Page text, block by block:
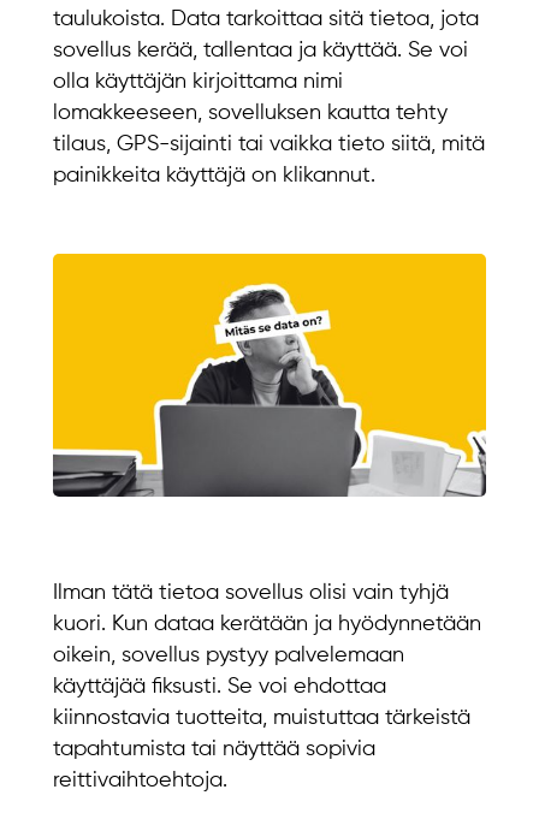
taulukoista. Data tarkoittaa sitä tietoa, jota
sovellus kerää, tallentaa ja käyttää. Se voi
olla käyttäjän kirjoittama nimi
lomakkeeseen, sovelluksen kautta tehty
tilaus, GPS-sijainti tai vaikka tieto siitä, mitä
painikkeita käyttäjä on klikannut.
Ilman tätä tietoa sovellus olisi vain tyhjä
kuori. Kun dataa kerätään ja hyödynnetään
oikein, sovellus pystyy palvelemaan
käyttäjää fiksusti. Se voi ehdottaa
kiinnostavia tuotteita, muistuttaa tärkeistä
tapahtumista tai näyttää sopivia
reittivaihtoehtoja.